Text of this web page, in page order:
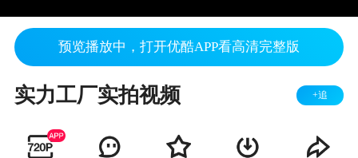
预览播放中，打开优酷APP看高清完整版
实力工厂实拍视频 +追